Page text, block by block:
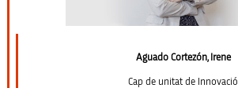
Aguado Cortezón, Irene
Cap de unitat de Innovació